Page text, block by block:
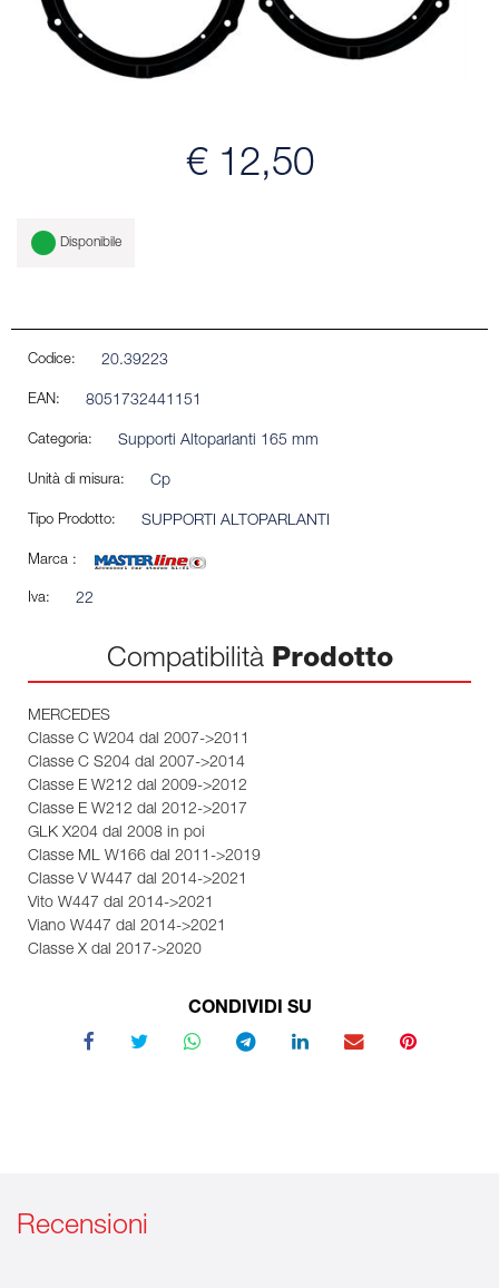
€ 12,50
Disponibile
Codice: 20.39223
EAN: 8051732441151
Categoria: Supporti Altoparlanti 165 mm
Unità di misura: Cp
Tipo Prodotto: SUPPORTI ALTOPARLANTI
Marca :
Iva: 22
Compatibilità Prodotto
MERCEDES
Classe C W204 dal 2007->2011
Classe C S204 dal 2007->2014
Classe E W212 dal 2009->2012
Classe E W212 dal 2012->2017
GLK X204 dal 2008 in poi
Classe ML W166 dal 2011->2019
Classe V W447 dal 2014->2021
Vito W447 dal 2014->2021
Viano W447 dal 2014->2021
Classe X dal 2017->2020
CONDIVIDI SU
Recensioni